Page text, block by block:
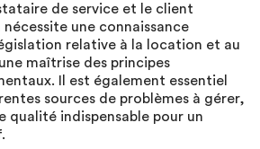
de service et le client
une connaissance
relative à la location et au
maîtrise des principes
Il est également essentiel
sources de problèmes à gérer,
qualité indispensable pour un